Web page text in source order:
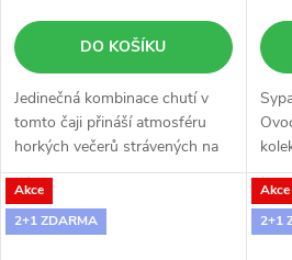
DO KOŠÍKU
Jedinečná kombinace chutí v
tomto čaji přináší atmosféru
horkých večerů strávených na
španělské Ibize.
Akce
2+1 ZDARMA
Akce
2+1